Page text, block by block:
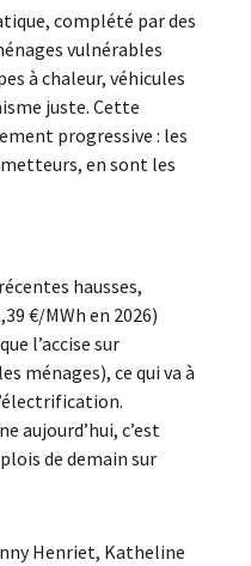
complété par des
vulnérables
à chaleur, véhicules
juste. Cette
progressive : les
en sont les
hausses,
€/MWh en 2026)
l’accise sur
ménages), ce qui va à
aujourd’hui, c’est
de demain sur
Henriet, Katheline